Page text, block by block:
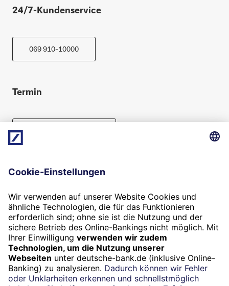
24/7-Kundenservice
069 910-10000
Termin
Folgen Sie uns
Widerruf